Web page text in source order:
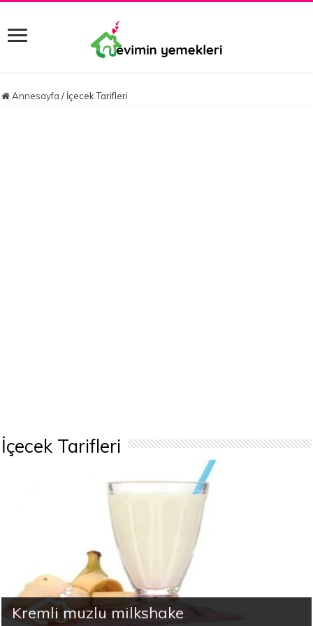
Annesayfa / İçecek Tarifleri
İçecek Tarifleri